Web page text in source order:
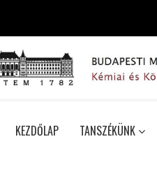
KEZDŐLAP TANSZÉKÜNK